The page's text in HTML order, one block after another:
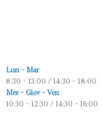
Lun – Mar
8:30 – 13:00 / 14:30 – 18:00
Mer – Giov – Ven
10:30 – 12:30 / 14:30 – 16:00